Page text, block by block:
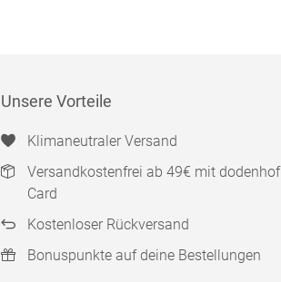
Unsere Vorteile
Klimaneutraler Versand
Versandkostenfrei ab 49€ mit dodenhof
Card
Kostenloser Rückversand
Bonuspunkte auf deine Bestellungen